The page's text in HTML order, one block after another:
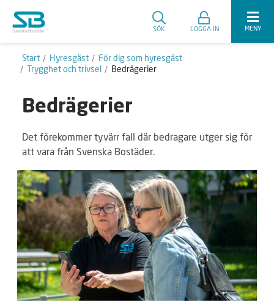
SÖK LOGGA IN MENY
Start Hyresgäst
För dig som hyresgäst
Trygghet och trivsel
Bedrägerier
Bedrägerier
Det förekommer tyvärr fall där bedragare utger sig för
att vara från Svenska Bostäder.